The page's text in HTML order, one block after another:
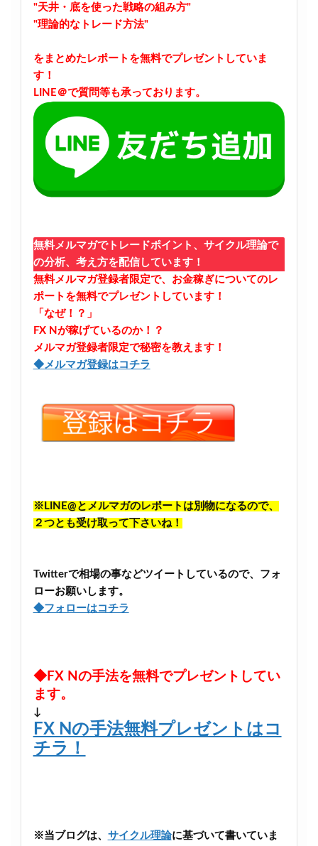
"天井・底を使った戦略の組み方"
"理論的なトレード方法"
をまとめたレポートを無料でプレゼントしていま
す！
LINE＠で質問等も承っております。
無料メルマガでトレードポイント、サイクル理論で
の分析、考え方を配信しています！
無料メルマガ登録者限定で、お金稼ぎについてのレ
ポートを無料でプレゼントしています！
「なぜ！？」
FX Nが稼げているのか！？
メルマガ登録者限定で秘密を教えます！
◆メルマガ登録はコチラ
※LINE@とメルマガのレポートは別物になるので、
２つとも受け取って下さいね！
Twitterで相場の事などツイートしているので、フォ
ローお願いします。
◆フォローはコチラ
◆FX Nの手法を無料でプレゼントしてい
ます。
↓
FX Nの手法無料プレゼントはコ
チラ！
※当ブログは、 サイクル理論に基づいて書いていま